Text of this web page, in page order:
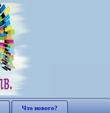
Что нового?